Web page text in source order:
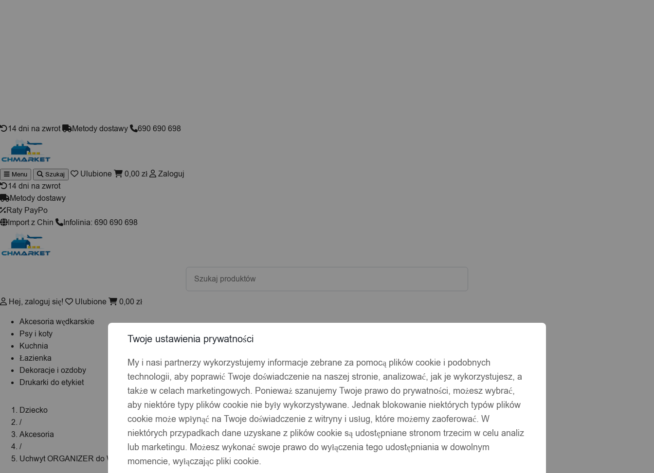
14 dni na zwrot Metody dostawy 690 690 698
Menu Szukaj Ulubione 0,00 zł
Zaloguj
14 dni na zwrot
Metody dostawy
Raty PayPo
Import z Chin
Infolinia: 690 690 698
Wyszukiwarka
produktów
Hej, zaloguj się! Ulubione 0,00 zł
Akcesoria wędkarskie
Psy i koty
Kuchnia
Łazienka
Dekoracje i ozdoby
Drukarki do etykiet
Dziecko
/
Akcesoria
/
Uchwyt ORGANIZER do WÓZKA DZIECIĘCEGO Butelki TORBA Podwójny SZEROKI Roż
Twoje ustawienia prywatności
My i nasi partnerzy wykorzystujemy informacje zebrane za pomocą plików cookie i podobnych
technologii, aby poprawić Twoje doświadczenie na naszej stronie, analizować, jak je wykorzystujesz, a
także w celach marketingowych. Ponieważ szanujemy Twoje prawo do prywatności, możesz wybrać,
aby niektóre typy plików cookie nie były wykorzystywane. Jednak blokowanie niektórych typów plików
cookie może wpłynąć na Twoje doświadczenie z witryny i usług, które możemy zaoferować. W
niektórych przypadkach dane uzyskane z plików cookie są udostępniane stronom trzecim w celu analiz
lub marketingu. Możesz wykonać swoje prawo do wyłączenia tego udostępniania w dowolnym
momencie, wyłączając pliki cookie.